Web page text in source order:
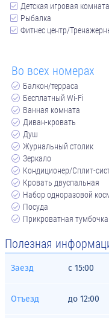
Детская игровая комната
Рыбалка
Фитнес центр/
Во всех номерах
Балкон/терраса
Бесплатный Wi-Fi
Ванная комната
Диван-кровать
Душ
Журнальный столик
Зеркало
Кондиционер/Сплит-
Кровать двуспальная
Набор одноразовой
Посуда
Прикроватная тумбочка
Полезная
Заезд с 15:00
Отъезд до 12:00